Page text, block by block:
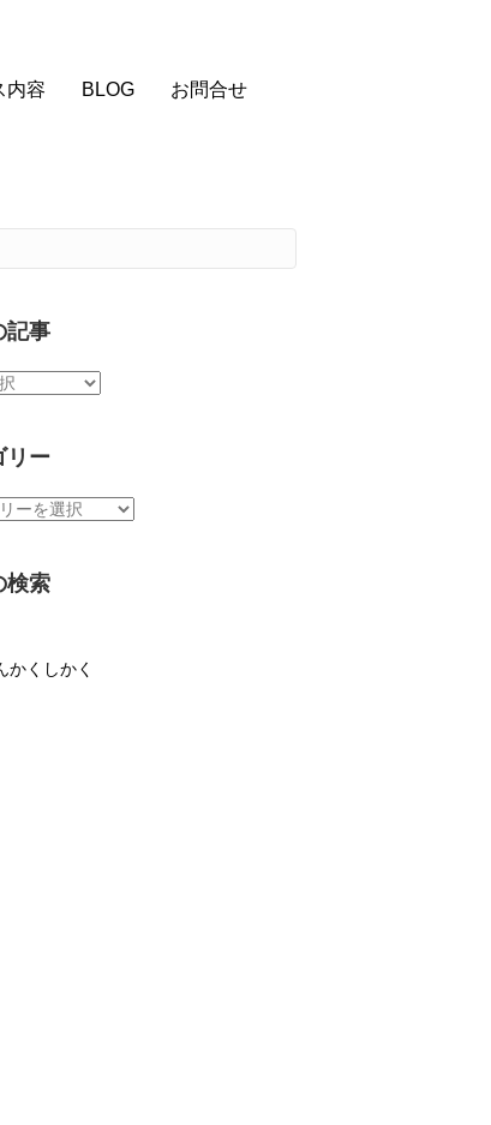
内容 BLOG お問合せ
記事
リー
検索
かくしかく